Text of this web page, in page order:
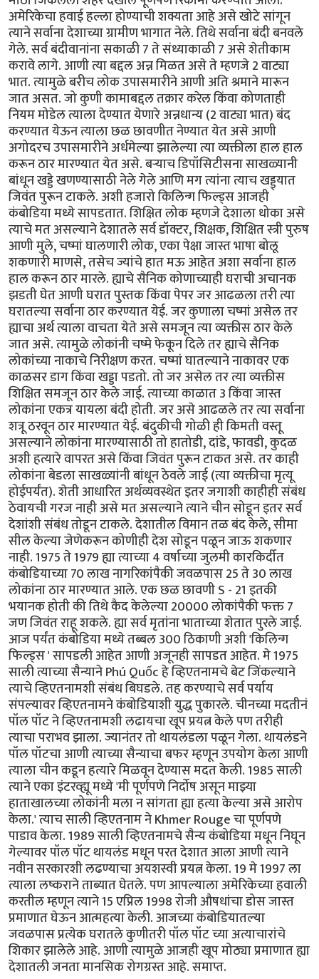
अमेरिकेचा हवाई हल्ला होण्याची शक्यता आहे असे खोटे सांगून
त्याने सर्वाना देशाच्या ग्रामीण भागात नेले. तिथे सर्वाना बंदी बनवले
गेले. सर्व बंदीवानांना सकाळी 7 ते संध्याकाळी 7 असे शेतीकाम
करावे लागे. आणी त्या बद्दल अन्न मिळत असे ते म्हणजे 2 वाट्या
भात. त्यामुळे बरीच लोक उपासमारीने आणी अति श्रमाने मारून
जात असत. जो कुणी कामाबद्दल तक्रार करेल किंवा कोणताही
नियम मोडेल त्याला देण्यात येणारे अन्नधान्य (2 वाट्या भात) बंद
करण्यात येऊन त्याला छळ छावणीत नेण्यात येत असे आणी
अगोदरच उपासमारीने अर्धमेल्या झालेल्या त्या व्यक्तीला हाल हाल
करून ठार मारण्यात येत असे. बऱ्याच डिपॉसिटीसना साखळ्यानी
बांधून खड्डे खणण्यासाठी नेले गेले आणि मग त्यांना त्याच खड्ड्यात
जिवंत पुरून टाकले. अशी हजारो किलिन्ग फिल्ड्स आजही
कंबोडिया मध्ये सापडतात. शिक्षित लोक म्हणजे देशाला धोका असे
त्याचे मत असल्याने देशातले सर्व डॉक्टर, शिक्षक, शिक्षित स्त्री पुरुष
आणी मुले, चष्मां घालणारी लोक, एका पेक्षा जास्त भाषा बोलू
शकणारी माणसे, तसेच ज्यांचे हात मऊ आहेत अशा सर्वाना हाल
हाल करून ठार मारले. ह्याचे सैनिक कोणाच्याही घराची अचानक
झडती घेत आणी घरात पुस्तक किंवा पेपर जर आढळला तरी त्या
घरातल्या सर्वाना ठार करण्यात येई. जर कुणाला चष्मां असेल तर
ह्याचा अर्थ त्याला वाचता येते असे समजून त्या व्यक्तीस ठार केले
जात असे. त्यामुळे लोकांनी चष्मे फेकून दिले तर ह्याचे सैनिक
लोकांच्या नाकाचे निरीक्षण करत. चष्मां घातल्याने नाकावर एक
काळसर डाग किंवा खड्डा पडतो. तो जर असेल तर त्या व्यक्तीस
शिक्षित समजून ठार केले जाई. त्याच्या काळात 3 किंवा जास्त
लोकांना एकत्र यायला बंदी होती. जर असे आढळले तर त्या सर्वाना
शत्रू ठरवून ठार मारण्यात येई. बंदुकीची गोळी ही किमती वस्तू
असल्याने लोकांना मारण्यासाठी तो हातोडी, दांडे, फावडी, कुदळ
अशी हत्यारे वापरत असे किंवा जिवंत पुरून टाकत असे. तर काही
लोकांना बेडला साखळ्यांनी बांधून ठेवले जाई (त्या व्यक्तीचा मृत्यू
होईपर्यंत). शेती आधारित अर्थव्यवस्थेत इतर जगाशी काहीही संबंध
ठेवायची गरज नाही असे मत असल्याने त्याने चीन सोडून इतर सर्व
देशांशी संबंध तोडून टाकले. देशातील विमान तळ बंद केले, सीमा
सील केल्या जेणेकरून कोणीही देश सोडून पळून जाऊ शकणार
नाही. 1975 ते 1979 ह्या त्याच्या 4 वर्षाच्या जुलमी कारकिर्दीत
कंबोडियाच्या 70 लाख नागरिकांपैकी जवळपास 25 ते 30 लाख
लोकांना ठार मारण्यात आले. एक छळ छावणी S - 21 इतकी
भयानक होती की तिथे कैद केलेल्या 20000 लोकांपैकी फक्त 7
जण जिवंत राहू शकले. ह्या सर्व मृतांना भाताच्या शेतात पुरले जाई.
आज पर्यंत कंबोडिया मध्ये तब्बल 300 ठिकाणी अशी 'किलिन्ग
फिल्ड्स ' सापडली आहेत आणी अजूनही सापडत आहेत. मे 1975
साली त्याच्या सैन्याने Phú Quốc हे व्हिएतनामचे बेट जिंकल्याने
त्याचे व्हिएतनामशी संबंध बिघडले. तह करण्याचे सर्व पर्याय
संपल्यावर व्हिएतनामने कंबोडियाशी युद्ध पुकारले. चीनच्या मदतीनं
पॉल पॉट ने व्हिएतनामशी लढायचा खूप प्रयत्न केले पण तरीही
त्याचा पराभव झाला. ज्यानंतर तो थायलंडला पळून गेला. थायलंडने
पॉल पॉटचा आणी त्याच्या सैन्याचा बफर म्हणून उपयोग केला आणी
त्याला चीन कडून हत्यारे मिळवून देण्यास मदत केली. 1985 साली
त्याने एका इंटरव्ह्यू मध्ये 'मी पूर्णपणे निर्दोष असून माझ्या
हाताखालच्या लोकांनी मला न सांगता ह्या हत्या केल्या असे आरोप
केला.' त्याच साली व्हिएतनाम ने Khmer Rouge चा पूर्णपणे
पाडाव केला. 1989 साली व्हिएतनामचे सैन्य कंबोडिया मधून निघून
गेल्यावर पॉल पॉट थायलंड मधून परत देशात आला आणी त्याने
नवीन सरकारशी लढण्याचा अयशस्वी प्रयत्न केला. 19 मे 1997 ला
त्याला लष्कराने ताब्यात घेतले. पण आपल्याला अमेरिकेच्या हवाली
करतील म्हणून त्याने 15 एप्रिल 1998 रोजी औषधांचा डोस जास्त
प्रमाणात घेऊन आत्महत्या केली. आजच्या कंबोडियातल्या
जवळपास प्रत्येक घरातले कुणीतरी पॉल पॉट च्या अत्याचारांचे
शिकार झालेले आहे. आणी त्यामुळे आजही खूप मोठ्या प्रमाणात ह्या
देशातली जनता मानसिक रोगग्रस्त आहे. समाप्त.